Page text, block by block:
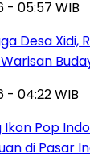
- 05:57 WIB
Desa Xidi,
- 04:22 WIB
Pop
di Pasar